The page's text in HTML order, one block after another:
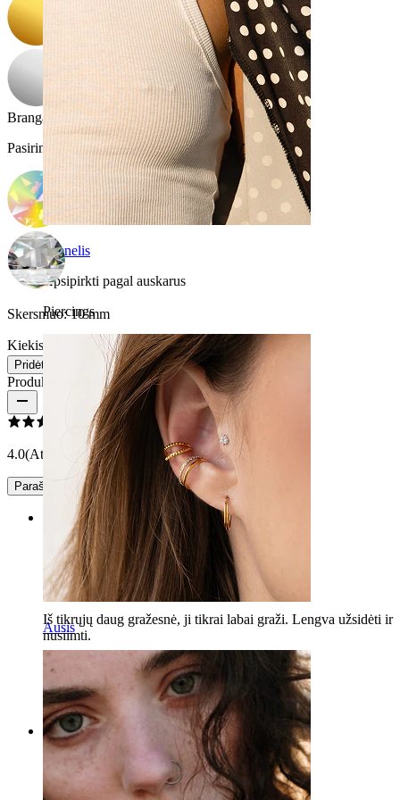
Spenelis
Apsipirkti pagal auskarus
Piercings
Ausis
Brangakmenio spalva:
Pasirinkite Brangakmenio spalva
Skersmuo:10 mm
Kiekis 1
Keitimas
Pridėti į krepšelį
Produkto atsiliepimai
4.0(Atsiliepimų: 2)
Parašyti įvertinimą
Rating
Pasitenkinimas
Iš tikrųjų daug gražesnė, ji tikrai labai graži. Lengva užsidėti ir
nusiimti.
Ilona Patikrintas pirkinys
Išversta su AI Rodyti originalą
Rating